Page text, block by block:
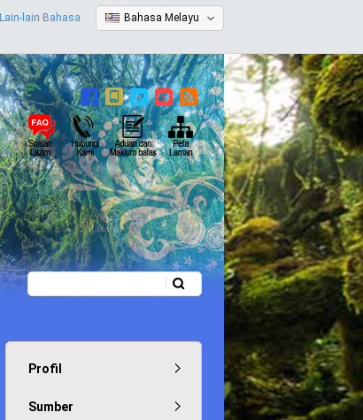
Bahasa Melayu
Lain-lain Bahasa
Borang carian
Profil
Sumber